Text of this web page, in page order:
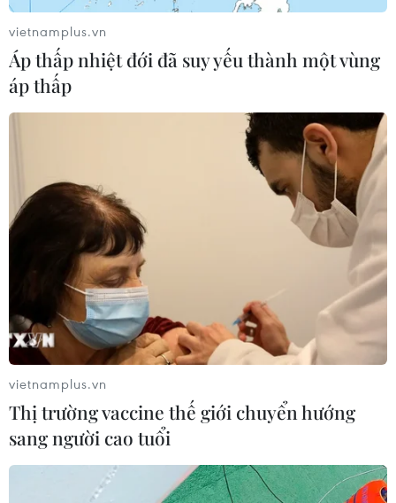
Hoạt động tại sân bay duy nhất ở Libya bị
đình trệ do trúng tên lửa
15/08/2019 13:10
Mitiga hiện nằm trong khu vực dưới sự kiểm soát của
các lực lượng trung thành với Chính phủ đoàn kết dân
tộc và thường xuyên trở thành mục tiêu tấn công, khiến
nhiều chuyến bay bị hoãn.
vietnamplus.vn
Áp thấp nhiệt đới đã suy yếu thành một vùng
áp thấp
vietnamplus.vn
Thị trường vaccine thế giới chuyển hướng
sang người cao tuổi